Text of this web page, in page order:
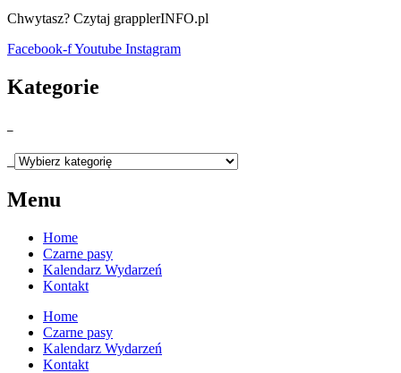
Chwytasz? Czytaj grapplerINFO.pl
Facebook-fYoutube Instagram
Kategorie
Menu
Home
Czarne pasy
Kalendarz Wydarzeń
Kontakt
Home
Czarne pasy
Kalendarz Wydarzeń
Kontakt